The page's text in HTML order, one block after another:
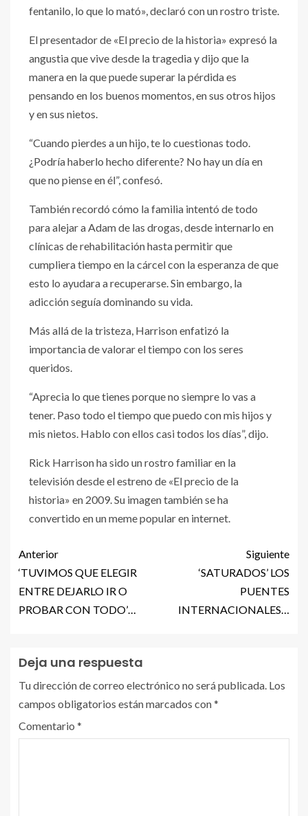
fentanilo, lo que lo mató», declaró con un rostro triste.
El presentador de «El precio de la historia» expresó la
angustia que vive desde la tragedia y dijo que la
manera en la que puede superar la pérdida es
pensando en los buenos momentos, en sus otros hijos
y en sus nietos.
“Cuando pierdes a un hijo, te lo cuestionas todo.
¿Podría haberlo hecho diferente? No hay un día en
que no piense en él”, confesó.
También recordó cómo la familia intentó de todo
para alejar a Adam de las drogas, desde internarlo en
clínicas de rehabilitación hasta permitir que
cumpliera tiempo en la cárcel con la esperanza de que
esto lo ayudara a recuperarse. Sin embargo, la
adicción seguía dominando su vida.
Más allá de la tristeza, Harrison enfatizó la
importancia de valorar el tiempo con los seres
queridos.
“Aprecia lo que tienes porque no siempre lo vas a
tener. Paso todo el tiempo que puedo con mis hijos y
mis nietos. Hablo con ellos casi todos los días”, dijo.
Rick Harrison ha sido un rostro familiar en la
televisión desde el estreno de «El precio de la
historia» en 2009. Su imagen también se ha
convertido en un meme popular en internet.
Anterior
‘TUVIMOS QUE ELEGIR
ENTRE DEJARLO IR O
PROBAR CON TODO’…
Siguiente
‘SATURADOS’ LOS
PUENTES
INTERNACIONALES…
Deja una respuesta
Tu dirección de correo electrónico no será publicada. Los
campos obligatorios están marcados con*
Comentario *